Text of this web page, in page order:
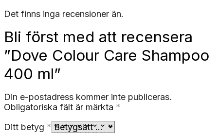
Det finns inga recensioner än.
Bli först med att recensera
”Dove Colour Care Shampoo
400 ml”
Din e-postadress kommer inte publiceras.
Obligatoriska fält är märkta *
Ditt betyg *